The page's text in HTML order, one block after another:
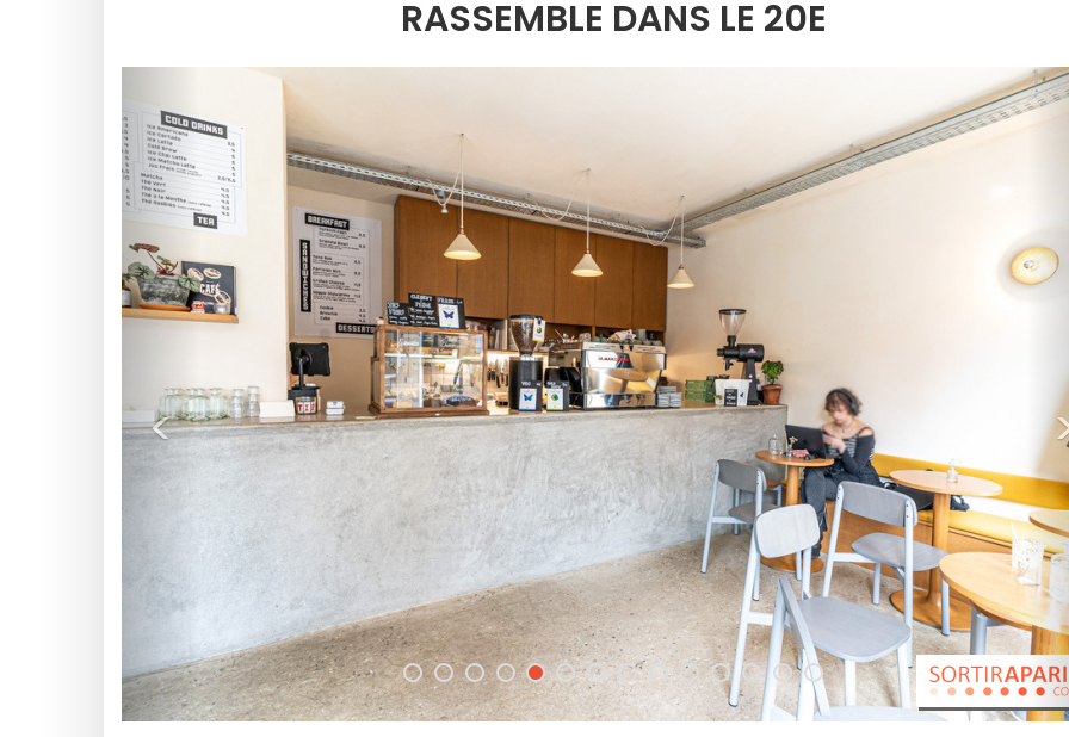
RASSEMBLE DANS LE 20E
<